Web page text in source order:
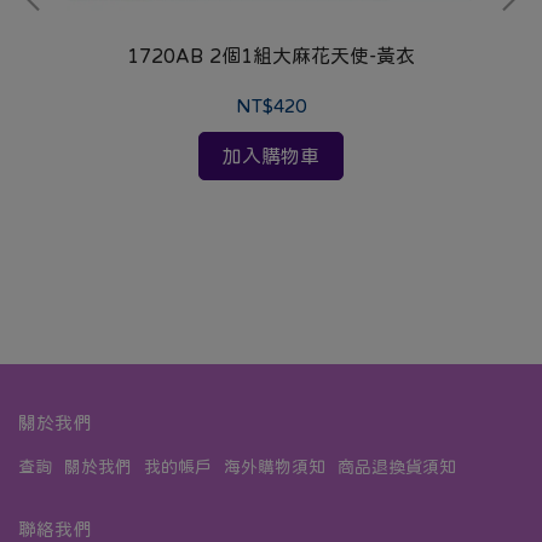
1720AB 2個1組大麻花天使-黃衣
NT$420
加入購物車
關於我們
查詢 關於我們 我的帳戶 海外購物須知 商品退換貨須知
聯絡我們